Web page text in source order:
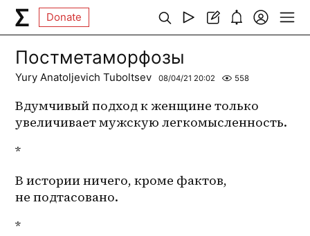
Donate
Постметаморфозы
Yury Anatoljevich Tuboltsev 08/04/21 20:02 558
Вдумчивый подход к женщине только
увеличивает мужскую легкомысленность.
*
В истории ничего, кроме фактов,
не подтасовано.
*